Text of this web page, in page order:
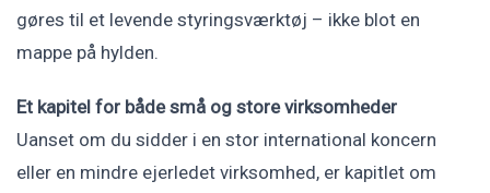
gøres til et levende styringsværktøj – ikke blot en
mappe på hylden.
Et kapitel for både små og store virksomheder
Uanset om du sidder i en stor international koncern
eller en mindre ejerledet virksomhed, er kapitlet om